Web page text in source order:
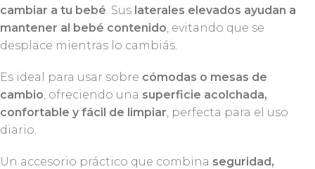
cambiar a tu bebé. Sus laterales elevados ayudan a
mantener al bebé contenido, evitando que se
desplace mientras lo cambiás.
Es ideal para usar sobre cómodas o mesas de
cambio, ofreciendo una superficie acolchada,
confortable y fácil de limpiar, perfecta para el uso
diario.
Un accesorio práctico que combina seguridad,